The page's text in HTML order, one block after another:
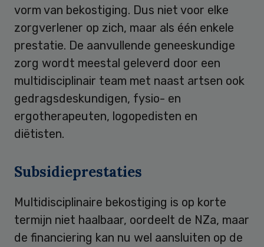
vorm van bekostiging. Dus niet voor elke
zorgverlener op zich, maar als één enkele
prestatie. De aanvullende geneeskundige
zorg wordt meestal geleverd door een
multidisciplinair team met naast artsen ook
gedragsdeskundigen, fysio- en
ergotherapeuten, logopedisten en
diëtisten.
Subsidieprestaties
Multidisciplinaire bekostiging is op korte
termijn niet haalbaar, oordeelt de NZa, maar
de financiering kan nu wel aansluiten op de